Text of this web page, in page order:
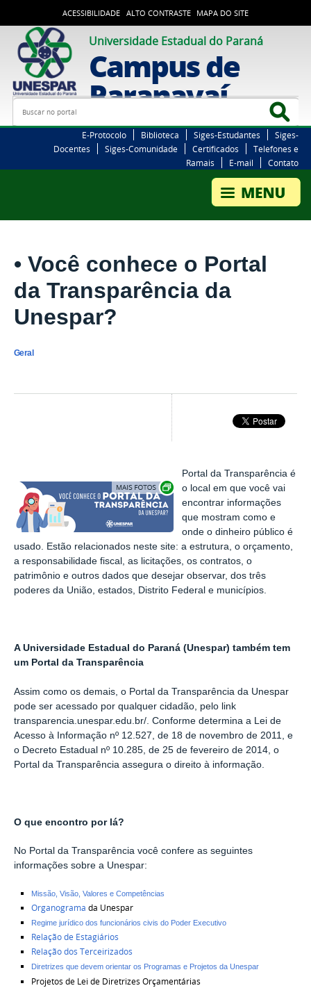
ACESSIBILIDADE ALTO CONTRASTE MAPA DO SITE
Universidade Estadual do Paraná
Campus de
Paranavaí
Busca
E-Protocolo Biblioteca Siges-Estudantes
Siges-
Docentes
Siges-Comunidade Certificados
Telefones e
Ramais
E-mail Contato
• Você conhece o Portal
da Transparência da
Unespar?
Geral
Exibir carrossel de imagens
Portal da Transparência é
o local em que você vai
encontrar informações
que mostram como e
onde o dinheiro público é
usado. Estão relacionados neste site: a estrutura, o orçamento,
a responsabilidade fiscal, as licitações, os contratos, o
patrimônio e outros dados que desejar observar, dos três
poderes da União, estados, Distrito Federal e municípios.
A Universidade Estadual do Paraná (Unespar) também tem
um Portal da Transparência
Assim como os demais, o Portal da Transparência da Unespar
pode ser acessado por qualquer cidadão, pelo link
transparencia.unespar.edu.br/. Conforme determina a Lei de
Acesso à Informação nº 12.527, de 18 de novembro de 2011, e
o Decreto Estadual nº 10.285, de 25 de fevereiro de 2014, o
Portal da Transparência assegura o direito à informação.
O que encontro por lá?
No Portal da Transparência você confere as seguintes
informações sobre a Unespar:
Missão, Visão, Valores e Competências
Organograma da Unespar
Regime jurídico dos funcionários civis do Poder Executivo
Relação de Estagiários
Relação dos Terceirizados
Diretrizes que devem orientar os Programas e Projetos da Unespar
Projetos de Lei de Diretrizes Orçamentárias